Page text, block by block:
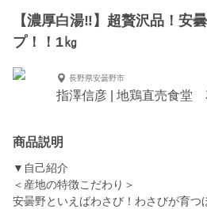
【濃厚白湯‼】超贅沢品！安
プ！！1㎏
長野県安曇野市
指澤信彦 | 地鶏直売食堂
商品説明
▼自己紹介
＜産地の特徴こだわり＞
安曇野といえばわさび！わさびが育つ